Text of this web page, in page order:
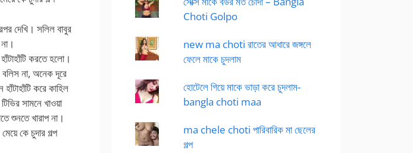
দেখি। সলিল বাবুর
করতে হলো।
না, অনেক দূরে
করে কাহিল
সামনে খাওয়া
শুনতে খারাপ না।
কে চুদার গল্প
Choti Golpo
new ma choti রাতের আধারে জঙ্গলে
ফেলে মাকে চুদলাম
হোটেলে গিয়ে মাকে ভাড়া করে চুদলাম-
bangla choti maa
ma chele choti পারিবারিক মা ছেলের
গল্প